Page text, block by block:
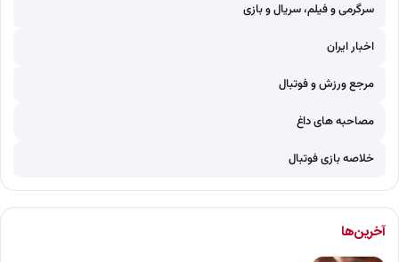
سرگرمی و فیلم، سریال و بازی
اخبار ایران
مرجع ورزش و فوتبال
مصاحبه های داغ
خلاصه بازی فوتبال
آخرین‌ها